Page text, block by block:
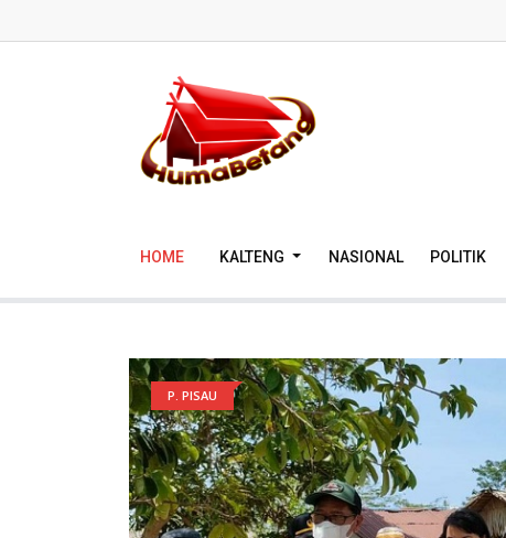
HOME KALTENG NASIONAL POLITIK
P. PISAU